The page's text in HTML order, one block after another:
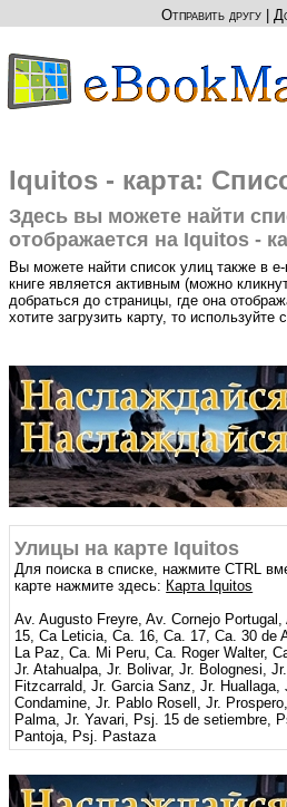
Отправить другу
Iquitos - карта:
Здесь вы можете найти
отображается на Iquitos -
Вы можете найти список улиц также в
книге является активным (можно
добраться до страницы, где она
хотите загрузить карту, то
Улицы на карте Iquitos
Для поиска в списке, нажмите CTRL
карте нажмите здесь: Карта Iquitos
Av. Augusto Freyre, Av. Cornejo
15, Ca Leticia, Ca. 16, Ca. 17, Ca. 30 de
La Paz, Ca. Mi Peru, Ca. Roger Walter,
Jr. Atahualpa, Jr. Bolivar, Jr. Bolognesi,
Fitzcarrald, Jr. Garcia Sanz, Jr.
Condamine, Jr. Pablo Rosell, Jr.
Palma, Jr. Yavari, Psj. 15 de setiembre,
Pantoja, Psj. Pastaza